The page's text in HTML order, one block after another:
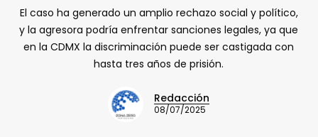
El caso ha generado un amplio rechazo social y político,
y la agresora podría enfrentar sanciones legales, ya que
en la CDMX la discriminación puede ser castigada con
hasta tres años de prisión.
Redacción
08/07/2025